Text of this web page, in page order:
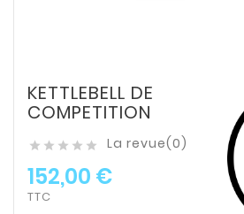
KETTLEBELL DE
COMPETITION
     La revue(0)
152,00 €
TTC